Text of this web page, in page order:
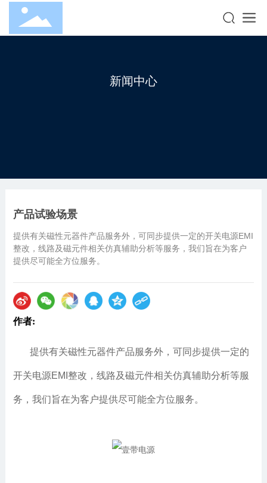
新闻中心
产品试验场景
提供有关磁性元器件产品服务外，可同步提供一定的开关电源EMI
整改，线路及磁元件相关仿真辅助分析等服务，我们旨在为客户
提供尽可能全方位服务。
作者:
提供有关磁性元器件产品服务外，可同步提供一定的
开关电源EMI整改，线路及磁元件相关仿真辅助分析等服
务，我们旨在为客户提供尽可能全方位服务。